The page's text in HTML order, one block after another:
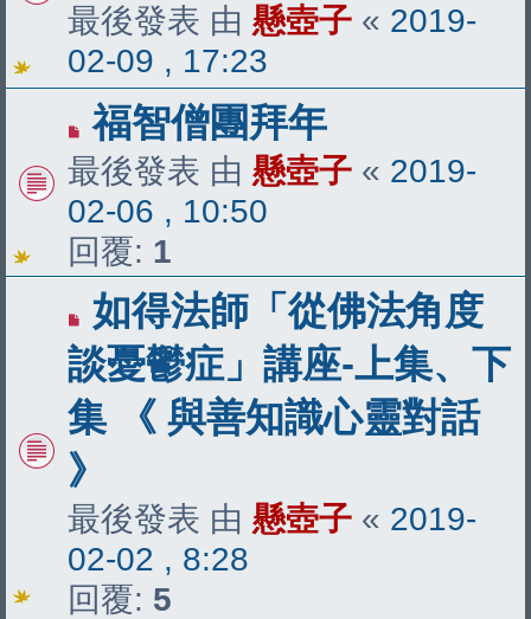
最後發表 由 懸壺子 « 2019-
02-09 , 17:23
福智僧團拜年
最後發表 由 懸壺子 « 2019-
02-06 , 10:50
回覆: 1
如得法師「從佛法角度
談憂鬱症」講座-上集、下
集 《 與善知識心靈對話
》
最後發表 由 懸壺子 « 2019-
02-02 , 8:28
回覆: 5